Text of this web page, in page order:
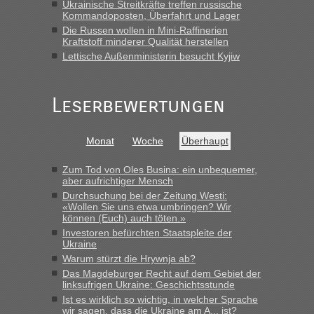
Ukrainische Streitkräfte treffen russische
Kommandoposten, Überfahrt und Lager
Die Russen wollen in Mini-Raffinerien
Kraftstoff minderer Qualität herstellen
Lettische Außenministerin besucht Kyjiw
Leserbewertungen
Monat Woche Überhaupt
Zum Tod von Oles Busina: ein unbequemer,
aber aufrichtiger Mensch
Durchsuchung bei der Zeitung Westi:
«Wollen Sie uns etwa umbringen? Wir
können (Euch) auch töten.»
Investoren befürchten Staatspleite der
Ukraine
Warum stürzt die Hrywnja ab?
Das Magdeburger Recht auf dem Gebiet der
linksufrigen Ukraine: Geschichtsstunde
Ist es wirklich so wichtig, in welcher Sprache
wir sagen, dass die Ukraine am A... ist?